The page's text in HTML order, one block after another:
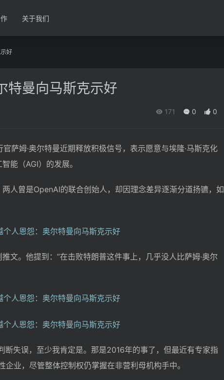
关于我们
好
特曼向马斯克示好
171 0 0
萨姆·奥尔特曼近期释放积极信号，表示愿意与埃隆·马斯克化
能（AGI）的发展。
人曾是OpenAI的联合创始人，却因理念差异逐渐分道扬镳，如
文。他提到：”在击败特朗普这件事上，几乎没人比萨姆·奥尔
断失误，至少我肯定是。那是2016年的事了，但最近有专家指
业，尽管整体控制权仍掌握在非营利母机构手中。